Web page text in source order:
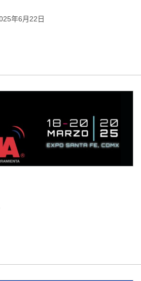
年6月22日
览中心